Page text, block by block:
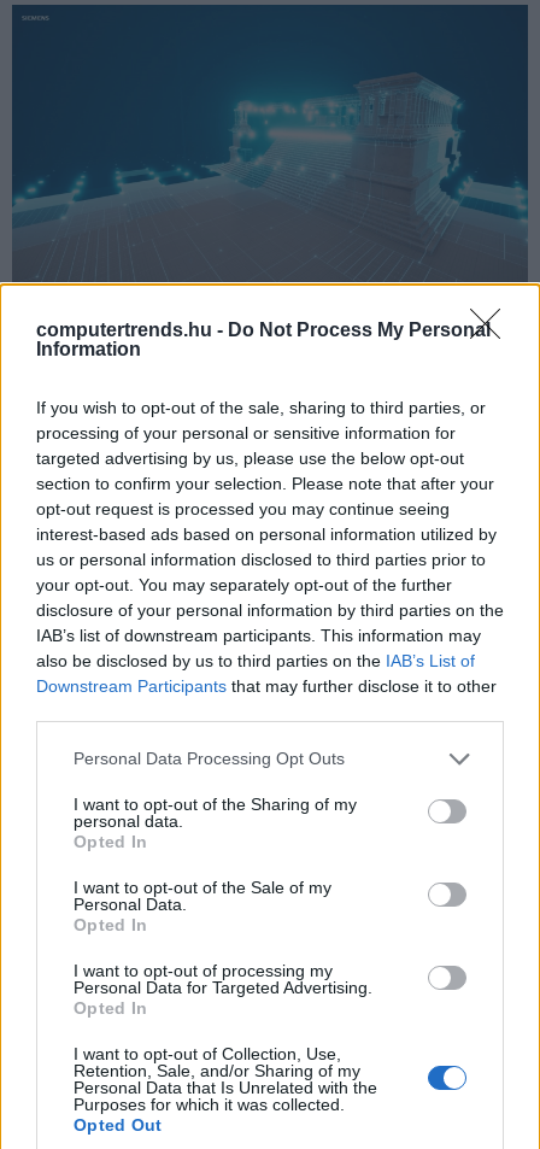
computertrends.hu - Do Not Process My Personal
Information
If you wish to opt-out of the sale, sharing to third parties, or
processing of your personal or sensitive information for
targeted advertising by us, please use the below opt-out
section to confirm your selection. Please note that after your
opt-out request is processed you may continue seeing
interest-based ads based on personal information utilized by
us or personal information disclosed to third parties prior to
your opt-out. You may separately opt-out of the further
disclosure of your personal information by third parties on the
IAB’s list of downstream participants. This information may
also be disclosed by us to third parties on the IAB’s List of
Downstream Participants that may further disclose it to other
Please note that this website/app uses one or more Google
not limited to your visit or usage behaviour. You may click to
grant or deny consent to Google and its third-party tags to
use your data for below specified purposes in below Google
consent section.
Personal Data Processing Opt Outs
I want to opt-out of the Sharing of my
personal data.
Opted In
I want to opt-out of the Sale of my
Personal Data.
Opted In
I want to opt-out of processing my
Personal Data for Targeted Advertising.
Opted In
I want to opt-out of Collection, Use,
Retention, Sale, and/or Sharing of my
Personal Data that Is Unrelated with the
Purposes for which it was collected.
Opted Out
Forrás: Siemens
alkotásának számító, és a Kr. e. 2. századból, a mai
Törökország területéről származó Pergamon-oltár 1930
óta a berlini, róla elnevezett múzeum egyik központi
eleme. A monumentális mű hamarosan egy interaktív 3D
alkalmazásban is élvezhető lesz.
A Zeusznak szentelt Pergamon-oltár több ikonikus
részletét is digitalizálják a Porosz Kulturális Örökség
Alapítvány, illetve a Siemens együttműködésének
keretében. Több százezer részletes kép készül az istenek
frízről, valamint a Pergamon városának és uralkodó
dinasztiájának mítoszát elmesélő Telephos-frízről.
Ezeket egy háromdimenziós térbe helyezik, ahol
körüljárható lesz az oltár, valamint mesterséges
intelligenciát használó alkalmazás segítségével az
érdeklődők személyre szabott háttérinformációkat